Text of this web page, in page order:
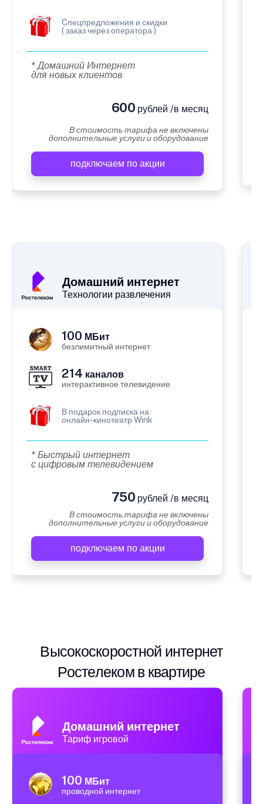
Cпецпредложения и скидки
( заказ через оператора )
* Домашний Интернет
для новых клиентов
600 рублей /в месяц
В стоимость тарифа не включены
дополнительные услуги и оборудование
подключаем по акции
Домашний интернет
Технологии развлечения
100 МБит
безлимитный интернет
214 каналов
интерактивное телевидение
В подарок подписка на
онлайн-кинотеатр Wink
* Быстрый интернет
с цифровым телевидением
750 рублей /в месяц
В стоимость тарифа не включены
дополнительные услуги и оборудование
подключаем по акции
Высокоскоростной интернет
Ростелеком в квартире
Домашний интернет
Тариф игровой
100 МБит
проводной интернет